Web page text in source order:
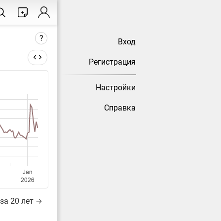
Вход
Регистрация
Настройки
Справка
?
Jan
2026
20 лет